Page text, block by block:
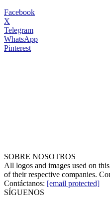
Facebook
X
Telegram
WhatsApp
Pinterest
SOBRE NOSOTROS
All logos and images used on
of their respective companies.
Contáctanos: [email protected]
SÍGUENOS